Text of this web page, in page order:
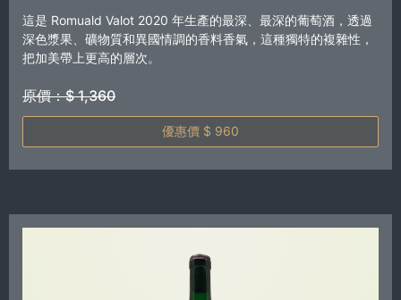
這是 Romuald Valot 2020 年生產的最深、最深的葡萄酒，透過
深色漿果、礦物質和異國情調的香料香氣，這種獨特的複雜性，
把加美帶上更高的層次。
原價：$ 1,360
優惠價 $ 960